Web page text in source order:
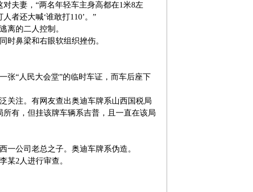
夫妻，“两名年轻车主身高都在1米8左
者还大喊‘谁敢打110’。”
离的二人控制。
时鼻梁和右眼软组织挫伤。
张“人民大会堂”的临时车证，而车后座下
关注。有网友查出奥迪车牌系山西国税局
有，但挂该牌车辆系吉普，且一直在该局
一公司老总之子。奥迪车牌系伪造。
某2人进行审查。